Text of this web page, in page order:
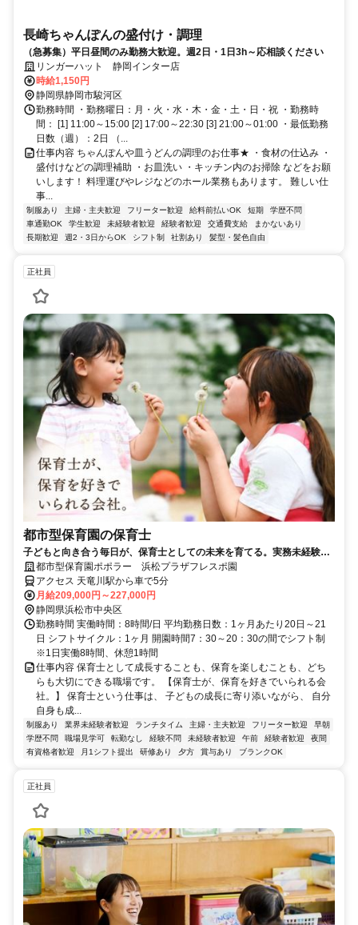
長崎ちゃんぽんの盛付け・調理
（急募集）平日昼間のみ勤務大歓迎。週2日・1日3h～応相談ください
リンガーハット 静岡インター店
時給1,150円
静岡県静岡市駿河区
勤務時間 ・勤務曜日：月・火・水・木・金・土・日・祝 ・勤務時
間： [1] 11:00～15:00 [2] 17:00～22:30 [3] 21:00～01:00 ・最低勤務
日数（週）：2日 （...
仕事内容 ちゃんぽんや皿うどんの調理のお仕事★ ・食材の仕込み ・
盛付けなどの調理補助 ・お皿洗い ・キッチン内のお掃除 などをお願
いします！ 料理運びやレジなどのホール業務もあります。 難しい仕
事...
制服あり 主婦・主夫歓迎 フリーター歓迎 給料前払いOK 短期
学歴不問
車通勤OK
学生歓迎 未経験者歓迎 経験者歓迎 交通費支給
まかないあり
長期歓迎
週2・3日からOK シフト制 社割あり 髪型・髪色自由
正社員
都市型保育園の保育士
子どもと向き合う毎日が、保育士としての未来を育てる。実務未経験・
ブランクOK♪賞与年2回！年間休日108日/122日の選択可◎少人数で働き
やすい都市型保育園！
都市型保育園ポポラー 浜松プラザフレスポ園
アクセス 天竜川駅から車で5分
月給209,000円～227,000円
静岡県浜松市中央区
勤務時間 実働時間：8時間/日 平均勤務日数：1ヶ月あたり20日～21
日 シフトサイクル：1ヶ月 開園時間7：30～20：30の間でシフト制
※1日実働8時間、休憩1時間
仕事内容 保育士として成長することも、保育を楽しむことも、どち
らも大切にできる職場です。 【保育士が、保育を好きでいられる会
社。】 保育士という仕事は、 子どもの成長に寄り添いながら、 自分
自身も成...
制服あり 業界未経験者歓迎 ランチタイム 主婦・主夫歓迎 フリーター歓迎
早朝
学歴不問
職場見学可 転勤なし 経験不問 未経験者歓迎 午前 経験者歓迎
夜間
有資格者歓迎
月1シフト提出 研修あり 夕方 賞与あり ブランクOK
正社員